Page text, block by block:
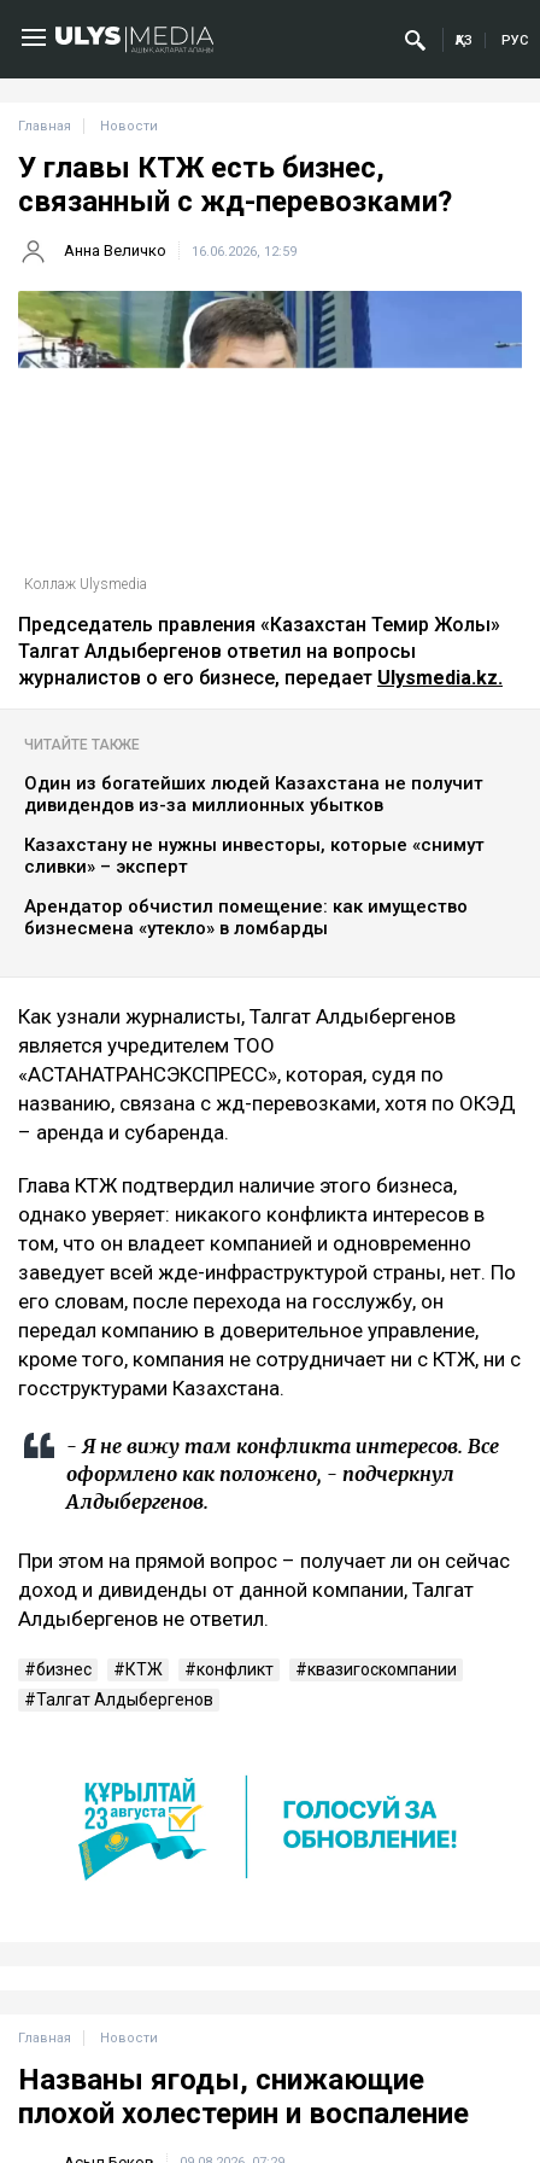
ҚАЗ РУС
Главная Новости
У главы КТЖ есть бизнес,
связанный с жд-перевозками?
Анна Величко 16.06.2026, 12:59
Коллаж Ulysmedia
Председатель правления «Казахстан Темир Жолы»
Талгат Алдыбергенов ответил на вопросы
журналистов о его бизнесе, передает Ulysmedia.kz.
ЧИТАЙТЕ ТАКЖЕ
Один из богатейших людей Казахстана не получит
дивидендов из-за миллионных убытков
Казахстану не нужны инвесторы, которые «снимут
сливки» – эксперт
Арендатор обчистил помещение: как имущество
бизнесмена «утекло» в ломбарды
Как узнали журналисты, Талгат Алдыбергенов
является учредителем ТОО
«АСТАНАТРАНСЭКСПРЕСС», которая, судя по
названию, связана с жд-перевозками, хотя по ОКЭД
– аренда и субаренда.
Глава КТЖ подтвердил наличие этого бизнеса,
однако уверяет: никакого конфликта интересов в
том, что он владеет компанией и одновременно
заведует всей жде-инфраструктурой страны, нет. По
его словам, после перехода на госслужбу, он
передал компанию в доверительное управление,
кроме того, компания не сотрудничает ни с КТЖ, ни с
госструктурами Казахстана.
- Я не вижу там конфликта интересов. Все
оформлено как положено, - подчеркнул
Алдыбергенов.
При этом на прямой вопрос – получает ли он сейчас
доход и дивиденды от данной компании, Талгат
Алдыбергенов не ответил.
бизнес КТЖ конфликт
квазигоскомпании
Талгат Алдыбергенов